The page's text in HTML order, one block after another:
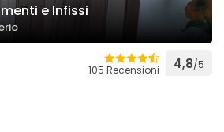
e Infissi
105 Recensioni 4,8/5